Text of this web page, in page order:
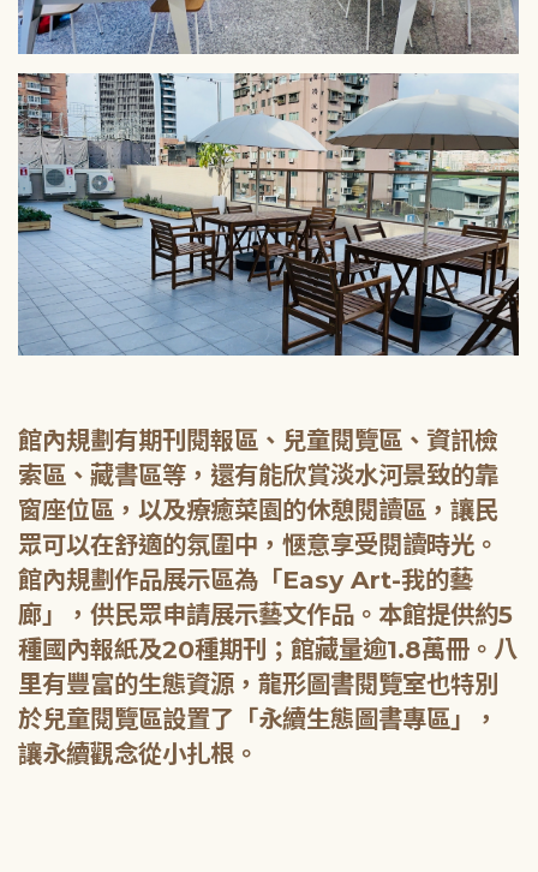
館內規劃有期刊閱報區、兒童閱覽區、資訊檢
索區、藏書區等，還有能欣賞淡水河景致的靠
窗座位區，以及療癒菜園的休憩閱讀區，讓民
眾可以在舒適的氛圍中，愜意享受閱讀時光。
館內規劃作品展示區為「Easy Art-我的藝
廊」，供民眾申請展示藝文作品。本館提供約5
種國內報紙及20種期刊；館藏量逾1.8萬冊。八
里有豐富的生態資源，龍形圖書閱覽室也特別
於兒童閱覽區設置了「永續生態圖書專區」，